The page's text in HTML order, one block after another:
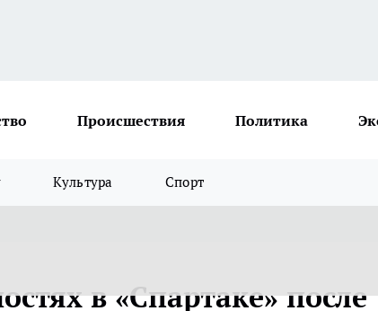
Происшествия Политика
Культура Спорт
в «Спартаке» после